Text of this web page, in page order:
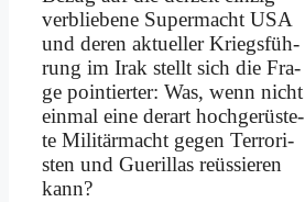
ver­blie­be­ne Su­per­macht USA
und de­ren ak­tu­el­ler Kriegs­füh­
rung im Irak stellt sich die Fra­
ge poin­tier­ter: Was, wenn nicht
ein­mal ei­ne der­art hoch­ge­rü­ste­
te Mi­li­tär­macht ge­gen Ter­ro­ri­
sten und Gue­ril­las re­üs­sie­ren
kann?